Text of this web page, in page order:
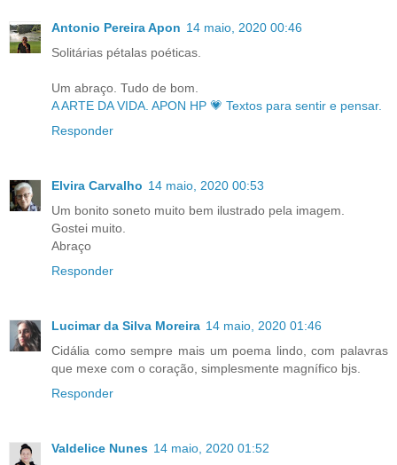
Antonio Pereira Apon 14 maio, 2020 00:46
Solitárias pétalas poéticas.
Um abraço. Tudo de bom.
A ARTE DA VIDA. APON HP 💗 Textos para sentir e pensar.
Responder
Elvira Carvalho 14 maio, 2020 00:53
Um bonito soneto muito bem ilustrado pela imagem.
Gostei muito.
Abraço
Responder
Lucimar da Silva Moreira 14 maio, 2020 01:46
Cidália como sempre mais um poema lindo, com palavras
que mexe com o coração, simplesmente magnífico bjs.
Responder
Valdelice Nunes 14 maio, 2020 01:52